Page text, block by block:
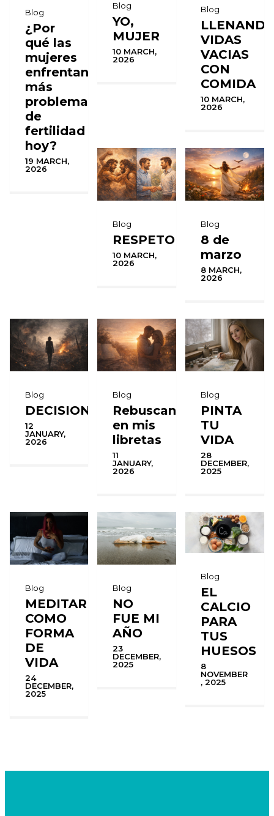
Blog
¿Por
qué las
mujeres
enfrentan
más
problemas
de
fertilidad
hoy?
19 MARCH,
2026
Blog
YO,
MUJER
10 MARCH,
2026
Blog
VIDAS
VACIAS
CON
COMIDA
10 MARCH,
2026
Blog
RESPETO
10 MARCH,
2026
Blog
8 de
marzo
8 MARCH,
2026
Blog
DECISIONES
12
JANUARY,
2026
Blog
Rebuscando
en mis
libretas
11
JANUARY,
2026
Blog
PINTA
TU
VIDA
28
DECEMBER,
2025
Blog
MEDITAR
COMO
FORMA
DE
VIDA
24
DECEMBER,
2025
Blog
NO
FUE MI
AÑO
23
DECEMBER,
2025
Blog
EL
CALCIO
PARA
TUS
HUESOS
8
NOVEMBER
, 2025